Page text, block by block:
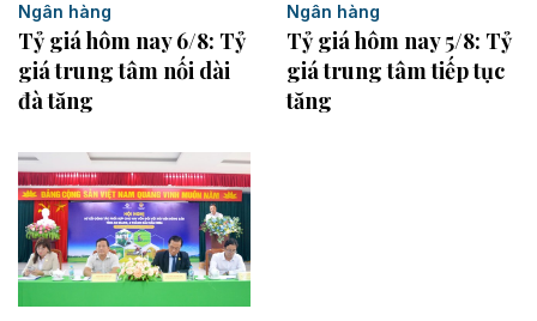
Ngân hàng
Tỷ giá hôm nay 6/8: Tỷ
giá trung tâm nối dài
đà tăng
Ngân hàng
Tỷ giá hôm nay 5/8: Tỷ
giá trung tâm tiếp tục
tăng